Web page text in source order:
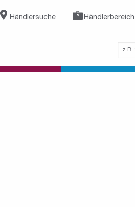
Händlersuche Händlerbereich